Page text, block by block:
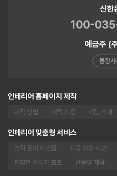
신한
100-
예금주 (
통장
인테리어 홈페이지 제작
제작 방법 제작 비용 기능 소개
인테리어 맞춤형 서비스
견적 문의 시스템 시공 전후 비교
편리한 관리자 모드
반응형 제작